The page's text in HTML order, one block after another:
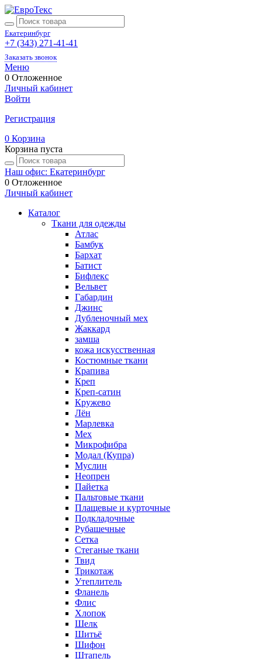
Екатеринбург
+7 (343) 271-41-41
Заказать звонок
Меню
0 Отложенное
Личный кабинет
Войти
Регистрация
0 Корзина
Корзина пуста
Наш офис: Екатеринбург
0 Отложенное
Личный кабинет
Каталог
Ткани для одежды
Атлас
Бамбук
Бархат
Батист
Бифлекс
Вельвет
Габардин
Джинс
Дубленочный мех
Жаккард
замша
кожа искусственная
Костюмные ткани
Крапива
Креп
Креп-сатин
Кружево
Лён
Марлевка
Мех
Микрофибра
Модал (Купра)
Муслин
Неопрен
Пайетка
Пальтовые ткани
Плащевые и курточные
Подкладочные
Рубашечные
Сетка
Стеганые ткани
Твид
Трикотаж
Утеплитель
Фланель
Флис
Хлопок
Шелк
Шитьё
Шифон
Штапель